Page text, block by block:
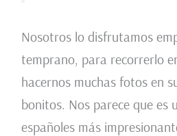
Nosotros lo disfrutamos
temprano, para recorrerlo
hacernos muchas fotos en
bonitos. Nos parece que es
españoles más